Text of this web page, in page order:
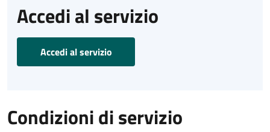
Accedi al servizio
Accedi al servizio
Condizioni di servizio